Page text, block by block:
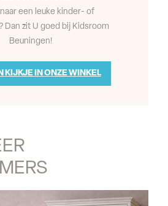
een leuke kinder- of
Dan zit U goed bij Kidsroom
Beuningen!
KIJKJE IN ONZE WINKEL